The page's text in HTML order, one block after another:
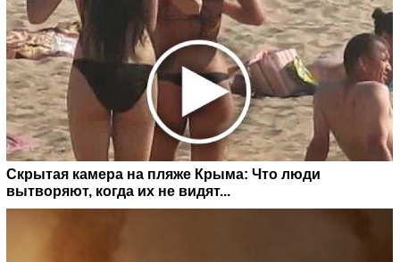
Скрытая камера на пляже Крыма: Что люди
вытворяют, когда их не видят...